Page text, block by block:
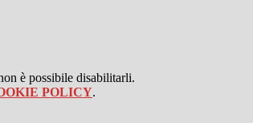
è possibile disabilitarli.
POLICY.